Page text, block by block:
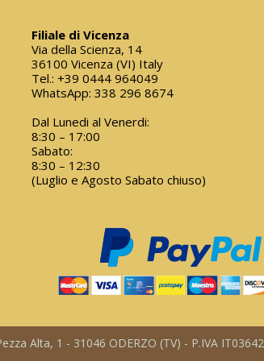
Filiale di Vicenza
Via della Scienza, 14
36100 Vicenza (VI) Italy
Tel.: +39 0444 964049
WhatsApp: 338 296 8674
Dal Lunedi al Venerdi:
8:30 – 17:00
Sabato:
8:30 – 12:30
(Luglio e Agosto Sabato chiuso)
Alta, 1 - 31046 ODERZO (TV) - P.IVA